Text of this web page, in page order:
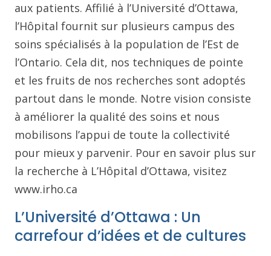
aux patients. Affilié à l’Université d’Ottawa,
l’Hôpital fournit sur plusieurs campus des
soins spécialisés à la population de l’Est de
l’Ontario. Cela dit, nos techniques de pointe
et les fruits de nos recherches sont adoptés
partout dans le monde. Notre vision consiste
à améliorer la qualité des soins et nous
mobilisons l’appui de toute la collectivité
pour mieux y parvenir. Pour en savoir plus sur
la recherche à L’Hôpital d’Ottawa, visitez
www.irho.ca
L’Université d’Ottawa : Un
carrefour d’idées et de cultures